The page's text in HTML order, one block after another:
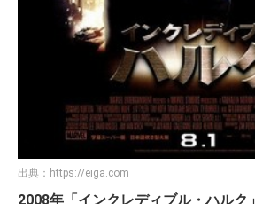
出典： https://eiga.com
2008年「インクレディブル・ハルク」